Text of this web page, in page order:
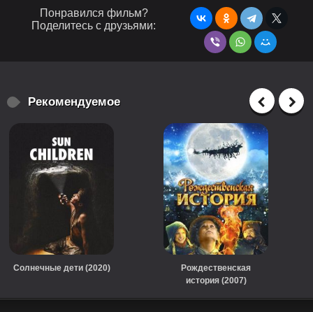
Понравился фильм?
Поделитесь с друзьями:
Рекомендуемое
Солнечные дети (2020)
Рождественская
история (2007)